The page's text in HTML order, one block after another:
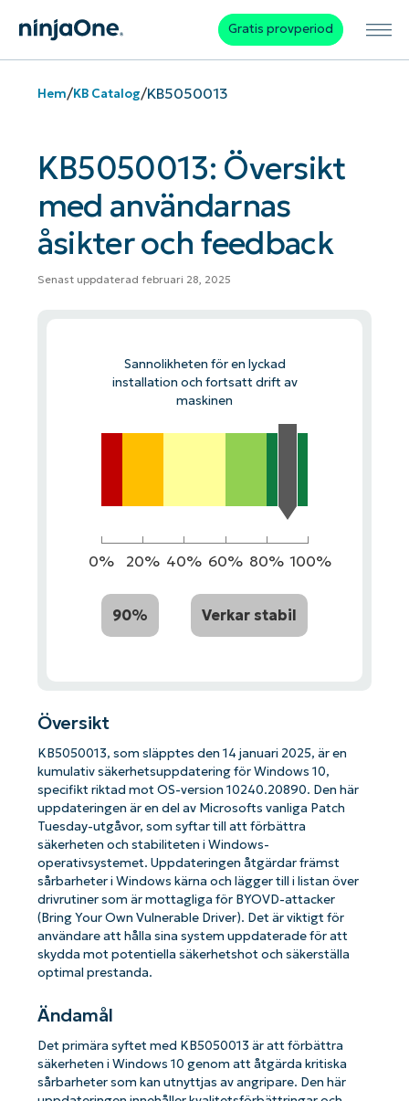
Gratis provperiod
Hem/KB Catalog/KB5050013
KB5050013: Översikt
med användarnas
åsikter och feedback
Senast uppdaterad februari 28, 2025
Sannolikheten för en lyckad
installation och fortsatt drift av
maskinen
0% 20% 40% 60% 80% 100%
90% Verkar stabil
Översikt
KB5050013, som släpptes den 14 januari 2025, är en
kumulativ säkerhetsuppdatering för Windows 10,
specifikt riktad mot OS-version 10240.20890. Den här
uppdateringen är en del av Microsofts vanliga Patch
Tuesday-utgåvor, som syftar till att förbättra
säkerheten och stabiliteten i Windows-
operativsystemet. Uppdateringen åtgärdar främst
sårbarheter i Windows kärna och lägger till i listan över
drivrutiner som är mottagliga för BYOVD-attacker
(Bring Your Own Vulnerable Driver). Det är viktigt för
användare att hålla sina system uppdaterade för att
skydda mot potentiella säkerhetshot och säkerställa
optimal prestanda.
Ändamål
Det primära syftet med KB5050013 är att förbättra
säkerheten i Windows 10 genom att åtgärda kritiska
sårbarheter som kan utnyttjas av angripare. Den här